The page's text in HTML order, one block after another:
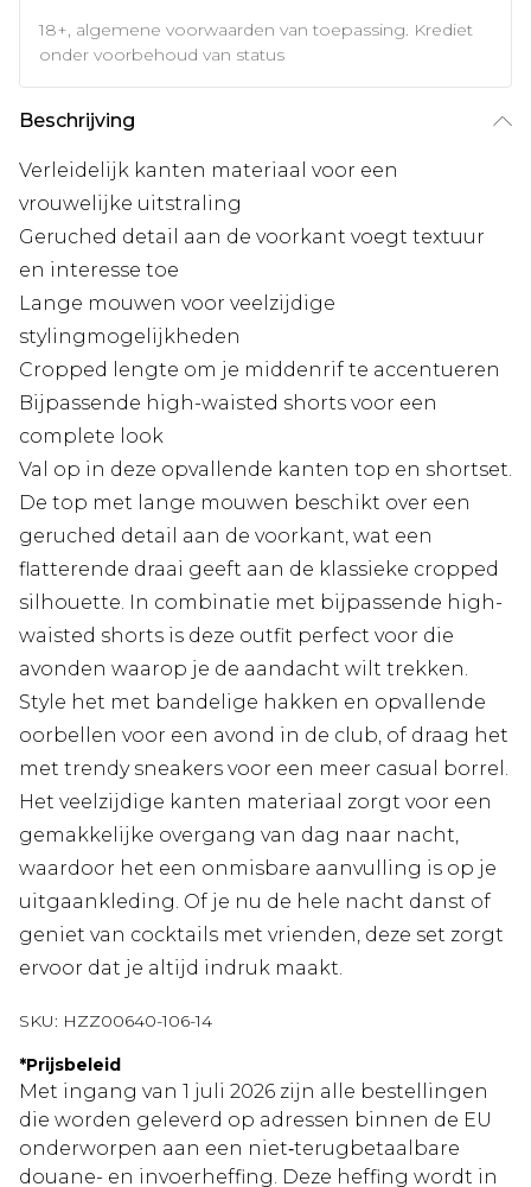
18+, algemene voorwaarden van toepassing. Krediet
onder voorbehoud van status
Beschrijving
Verleidelijk kanten materiaal voor een
vrouwelijke uitstraling
Geruched detail aan de voorkant voegt textuur
en interesse toe
Lange mouwen voor veelzijdige
stylingmogelijkheden
Cropped lengte om je middenrif te accentueren
Bijpassende high-waisted shorts voor een
complete look
Val op in deze opvallende kanten top en shortset.
De top met lange mouwen beschikt over een
geruched detail aan de voorkant, wat een
flatterende draai geeft aan de klassieke cropped
silhouette. In combinatie met bijpassende high-
waisted shorts is deze outfit perfect voor die
avonden waarop je de aandacht wilt trekken.
Style het met bandelige hakken en opvallende
oorbellen voor een avond in de club, of draag het
met trendy sneakers voor een meer casual borrel.
Het veelzijdige kanten materiaal zorgt voor een
gemakkelijke overgang van dag naar nacht,
waardoor het een onmisbare aanvulling is op je
uitgaankleding. Of je nu de hele nacht danst of
geniet van cocktails met vrienden, deze set zorgt
ervoor dat je altijd indruk maakt.
SKU: HZZ00640-106-14
*Prijsbeleid
Met ingang van 1 juli 2026 zijn alle bestellingen
die worden geleverd op adressen binnen de EU
onderworpen aan een niet‑terugbetaalbare
douane- en invoerheffing. Deze heffing wordt in